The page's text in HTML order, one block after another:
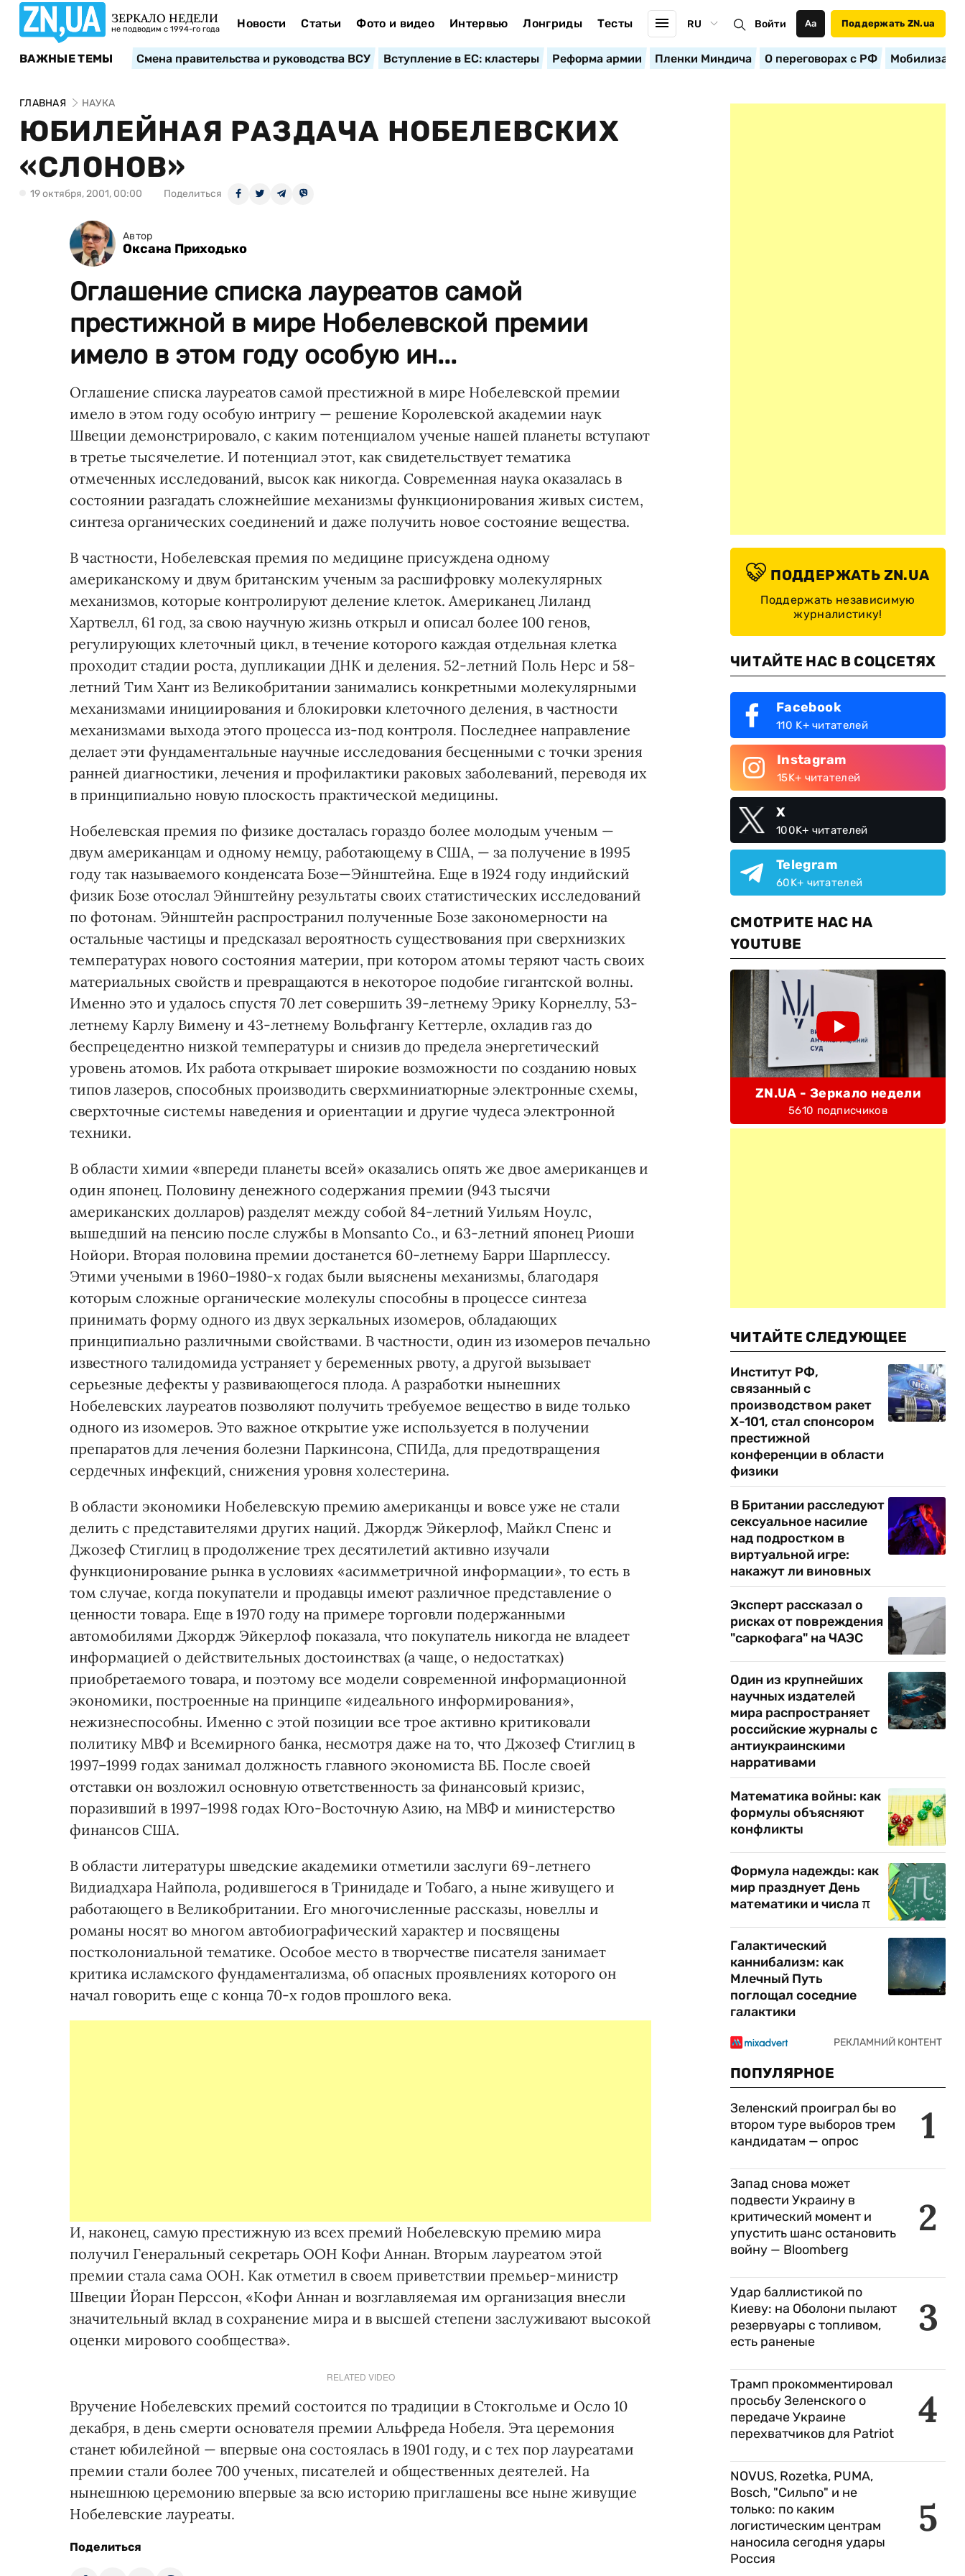
ЗЕРКАЛО НЕДЕЛИ
не подводим с 1994-го года Новости Статьи Фото и видео Интервью Лонгриды Тесты RU Войти Аа Поддержать ZN.ua
ВАЖНЫЕ ТЕМЫ Смена правительства и руководства ВСУ Вступление в ЕС: кластеры Реформа армии Пленки Миндича О переговорах с РФ
ГЛАВНАЯ НАУКА
ЮБИЛЕЙНАЯ РАЗДАЧА НОБЕЛЕВСКИХ
«СЛОНОВ»
19 октября, 2001, 00:00 Поделиться
Автор
Оксана Приходько
Оглашение списка лауреатов самой
престижной в мире Нобелевской премии
имело в этом году особую ин...
Оглашение списка лауреатов самой престижной в мире Нобелевской премии
имело в этом году особую интригу — решение Королевской академии наук
Швеции демонстрировало, с каким потенциалом ученые нашей планеты вступают
в третье тысячелетие. И потенциал этот, как свидетельствует тематика
отмеченных исследований, высок как никогда. Современная наука оказалась в
состоянии разгадать сложнейшие механизмы функционирования живых систем,
синтеза органических соединений и даже получить новое состояние вещества.
В частности, Нобелевская премия по медицине присуждена одному
американскому и двум британским ученым за расшифровку молекулярных
механизмов, которые контролируют деление клеток. Американец Лиланд
Хартвелл, 61 год, за свою научную жизнь открыл и описал более 100 генов,
регулирующих клеточный цикл, в течение которого каждая отдельная клетка
проходит стадии роста, дупликации ДНК и деления. 52-летний Поль Нерс и 58-
летний Тим Хант из Великобритании занимались конкретными молекулярными
механизмами инициирования и блокировки клеточного деления, в частности
механизмами выхода этого процесса из-под контроля. Последнее направление
делает эти фундаментальные научные исследования бесценными с точки зрения
ранней диагностики, лечения и профилактики раковых заболеваний, переводя их
в принципиально новую плоскость практической медицины.
Нобелевская премия по физике досталась гораздо более молодым ученым —
двум американцам и одному немцу, работающему в США, — за получение в 1995
году так называемого конденсата Бозе—Эйнштейна. Еще в 1924 году индийский
физик Бозе отослал Эйнштейну результаты своих статистических исследований
по фотонам. Эйнштейн распространил полученные Бозе закономерности на
остальные частицы и предсказал вероятность существования при сверхнизких
температурах нового состояния материи, при котором атомы теряют часть своих
материальных свойств и превращаются в некоторое подобие гигантской волны.
Именно это и удалось спустя 70 лет совершить 39-летнему Эрику Корнеллу, 53-
летнему Карлу Вимену и 43-летнему Вольфгангу Кеттерле, охладив газ до
беспрецедентно низкой температуры и снизив до предела энергетический
уровень атомов. Их работа открывает широкие возможности по созданию новых
типов лазеров, способных производить сверхминиатюрные электронные схемы,
сверхточные системы наведения и ориентации и другие чудеса электронной
техники.
В области химии «впереди планеты всей» оказались опять же двое американцев и
один японец. Половину денежного содержания премии (943 тысячи
американских долларов) разделят между собой 84-летний Уильям Ноулс,
вышедший на пенсию после службы в Monsanto Co., и 63-летний японец Риоши
Нойори. Вторая половина премии достанется 60-летнему Барри Шарплессу.
Этими учеными в 1960–1980-х годах были выяснены механизмы, благодаря
которым сложные органические молекулы способны в процессе синтеза
принимать форму одного из двух зеркальных изомеров, обладающих
принципиально различными свойствами. В частности, один из изомеров печально
известного талидомида устраняет у беременных рвоту, а другой вызывает
серьезные дефекты у развивающегося плода. А разработки нынешних
Нобелевских лауреатов позволяют получить требуемое вещество в виде только
одного из изомеров. Это важное открытие уже используется в получении
препаратов для лечения болезни Паркинсона, СПИДа, для предотвращения
сердечных инфекций, снижения уровня холестерина.
В области экономики Нобелевскую премию американцы и вовсе уже не стали
делить с представителями других наций. Джордж Эйкерлоф, Майкл Спенс и
Джозеф Стиглиц в продолжение трех десятилетий активно изучали
функционирование рынка в условиях «асимметричной информации», то есть в
том случае, когда покупатели и продавцы имеют различное представление о
ценности товара. Еще в 1970 году на примере торговли подержанными
автомобилями Джордж Эйкерлоф показала, что покупатель никогда не владеет
информацией о действительных достоинствах (а чаще, о недостатках)
приобретаемого товара, и поэтому все модели современной информационной
экономики, построенные на принципе «идеального информирования»,
нежизнеспособны. Именно с этой позиции все трое активно критиковали
политику МВФ и Всемирного банка, несмотря даже на то, что Джозеф Стиглиц в
1997–1999 годах занимал должность главного экономиста ВБ. После своей
отставки он возложил основную ответственность за финансовый кризис,
поразивший в 1997–1998 годах Юго-Восточную Азию, на МВФ и министерство
финансов США.
В области литературы шведские академики отметили заслуги 69-летнего
Видиадхара Найпола, родившегося в Тринидаде и Тобаго, а ныне живущего и
работающего в Великобритании. Его многочисленные рассказы, новеллы и
романы носят во многом автобиографический характер и посвящены
постколониальной тематике. Особое место в творчестве писателя занимает
критика исламского фундаментализма, об опасных проявлениях которого он
начал говорить еще с конца 70-х годов прошлого века.
И, наконец, самую престижную из всех премий Нобелевскую премию мира
получил Генеральный секретарь ООН Кофи Аннан. Вторым лауреатом этой
премии стала сама ООН. Как отметил в своем приветствии премьер-министр
Швеции Йоран Перссон, «Кофи Аннан и возглавляемая им организация внесли
значительный вклад в сохранение мира и в высшей степени заслуживают высокой
оценки мирового сообщества».
RELATED VIDEO
Вручение Нобелевских премий состоится по традиции в Стокгольме и Осло 10
декабря, в день смерти основателя премии Альфреда Нобеля. Эта церемония
станет юбилейной — впервые она состоялась в 1901 году, и с тех пор лауреатами
премии стали более 700 ученых, писателей и общественных деятелей. На
нынешнюю церемонию впервые за всю историю приглашены все ныне живущие
Нобелевские лауреаты.
Поделиться
ПОДДЕРЖАТЬ ZN.UA
Поддержать независимую
журналистику!
ЧИТАЙТЕ НАС В СОЦСЕТЯХ
Facebook
110 K+ читателей
Instagram
15K+ читателей
X
100K+ читателей
Telegram
60K+ читателей
СМОТРИТЕ НАС НА
YOUTUBE
ZN.UA - Зеркало недели
5610 подписчиков
ЧИТАЙТЕ СЛЕДУЮЩЕЕ
Институт РФ,
связанный с
производством ракет
Х-101, стал спонсором
престижной
конференции в области
физики
В Британии расследуют
сексуальное насилие
над подростком в
виртуальной игре:
накажут ли виновных
Эксперт рассказал о
рисках от повреждения
"саркофага" на ЧАЭС
Один из крупнейших
научных издателей
мира распространяет
российские журналы с
антиукраинскими
нарративами
Математика войны: как
формулы объясняют
конфликты
Формула надежды: как
мир празднует День
математики и числа π
Галактический
каннибализм: как
Млечный Путь
поглощал соседние
галактики
ПОПУЛЯРНОЕ
1
Зеленский проиграл бы во
втором туре выборов трем
кандидатам — опрос
2
Запад снова может
подвести Украину в
критический момент и
упустить шанс остановить
войну — Bloomberg
3
Удар баллистикой по
Киеву: на Оболони пылают
резервуары с топливом,
есть раненые
4
Трамп прокомментировал
просьбу Зеленского о
передаче Украине
перехватчиков для Patriot
5
NOVUS, Rozetka, PUMA,
Bosch, "Сильпо" и не
только: по каким
логистическим центрам
наносила сегодня удары
Россия